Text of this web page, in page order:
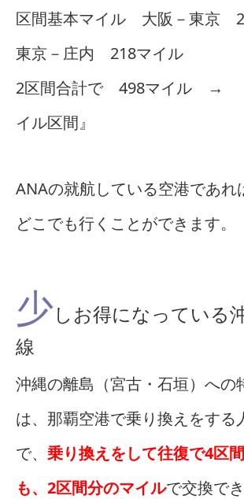
区間基本マイル 大阪－東京
東京－庄内 218マイル
2区間合計で 498マイル →
イル区間』
ANAの就航している空港であれ
どこでも行くことができます。
少しお得になっている
線
沖縄の離島（宮古・石垣）への
は、那覇空港で乗り換えをする
で、 乗り換えをして往復で4区
も、2区間分のマイルで交換で